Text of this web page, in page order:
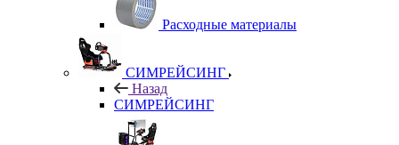
Расходные материалы
СИМРЕЙСИНГ
Назад
СИМРЕЙСИНГ